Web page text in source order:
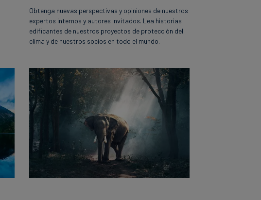
Obtenga nuevas perspectivas y opiniones de nuestros
expertos internos y autores invitados. Lea historias
edificantes de nuestros proyectos de protección del
clima y de nuestros socios en todo el mundo.